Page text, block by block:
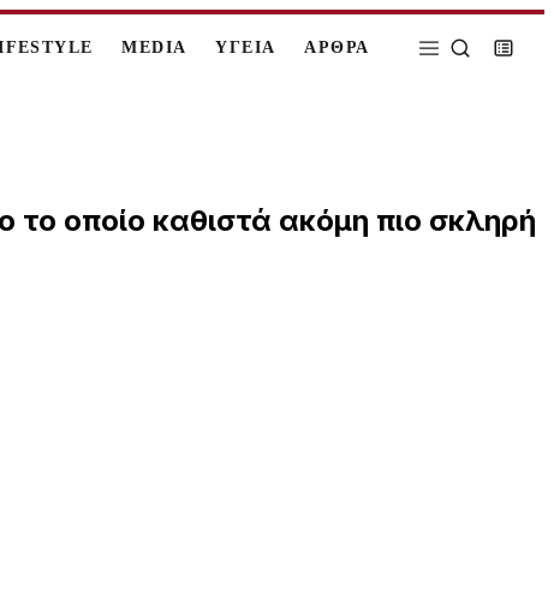
MEDIA ΥΓΕΙΑ ΑΡΘΡΑ
οποίο καθιστά ακόμη πιο σκληρή